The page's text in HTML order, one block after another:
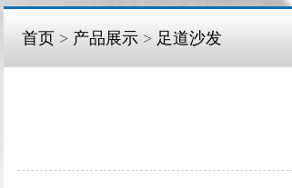
首页 > 产品展示 > 足道沙发